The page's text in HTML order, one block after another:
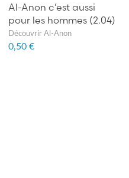
Al-Anon c’est aussi
pour les hommes (2.04)
Découvrir Al-Anon
0,50 €